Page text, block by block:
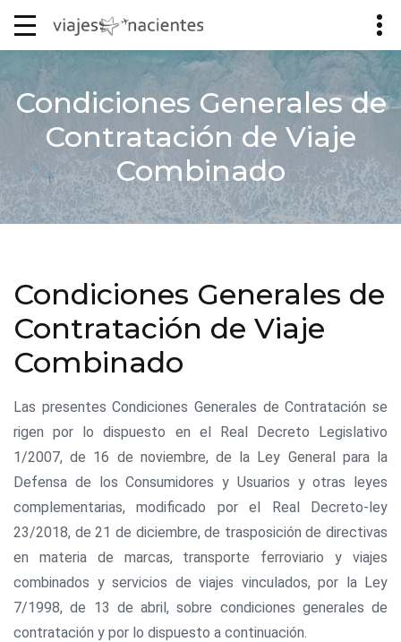
Condiciones Generales de
Contratación de Viaje
Combinado
Condiciones Generales de
Contratación de Viaje
Combinado
Las presentes Condiciones Generales de Contratación se
rigen por lo dispuesto en el Real Decreto Legislativo
1/2007, de 16 de noviembre, de la Ley General para la
Defensa de los Consumidores y Usuarios y otras leyes
complementarias, modificado por el Real Decreto-ley
23/2018, de 21 de diciembre, de trasposición de directivas
en materia de marcas, transporte ferroviario y viajes
combinados y servicios de viajes vinculados, por la Ley
7/1998, de 13 de abril, sobre condiciones generales de
contratación y por lo dispuesto a continuación.